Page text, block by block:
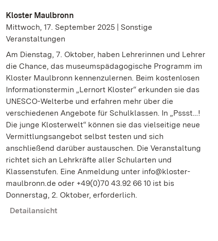
Kloster Maulbronn
Mittwoch, 17. September 2025 | Sonstige
Veranstaltungen
Am Dienstag, 7. Oktober, haben Lehrerinnen und Lehrer
die Chance, das museumspädagogische Programm im
Kloster Maulbronn kennenzulernen. Beim kostenlosen
Informationstermin „Lernort Kloster“ erkunden sie das
UNESCO-Welterbe und erfahren mehr über die
verschiedenen Angebote für Schulklassen. In „Pssst…!
Die junge Klosterwelt“ können sie das vielseitige neue
Vermittlungsangebot selbst testen und sich
anschließend darüber austauschen. Die Veranstaltung
richtet sich an Lehrkräfte aller Schularten und
Klassenstufen. Eine Anmeldung unter info@kloster-
maulbronn.de oder +49(0)70 43.92 66 10 ist bis
Donnerstag, 2. Oktober, erforderlich.
Detailansicht